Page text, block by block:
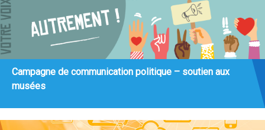
Campagne de communication politique – soutien aux
musées